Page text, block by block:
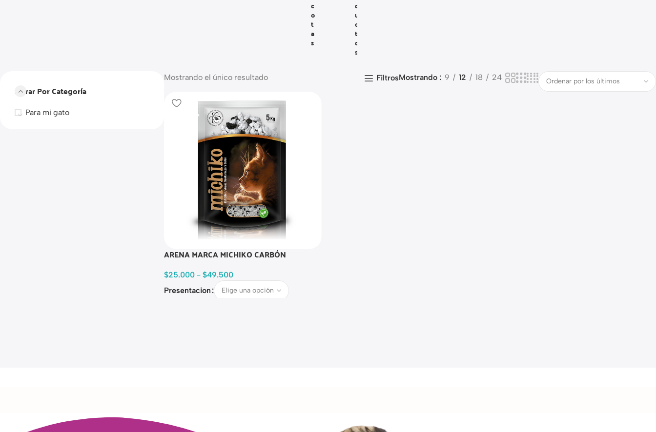
C
O
T
A
S
D
U
C
T
O
S
Filtrar Por Categoría
Para mi gato
Mostrando el único resultado FiltrosMostrando 9 12 18 24
ARENA MARCA MICHIKO CARBÓN
$25.000 - $49.500
Presentacion